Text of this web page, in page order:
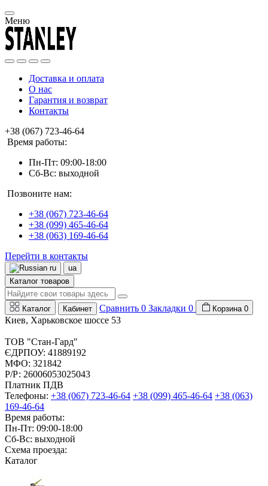
Меню
Доставка и оплата
О нас
Гарантия и возврат
Контакты
+38 (067) 723-46-64
Время работы:
Пн-Пт: 09:00-18:00
Сб-Вс: выходной
Позвоните нам:
+38 (067) 723-46-64
+38 (099) 465-46-64
+38 (063) 169-46-64
Перейти в контакты
ru
ua
Каталог товаров
Каталог Кабинет Сравнить 0 Закладки 0 Корзина 0
Киев, Харьковское шоссе 53
ТОВ "Стан-Гард"
ЄДРПОУ: 41889192
МФО: 321842
Р/Р: 26006053025043
Платник ПДВ
Телефоны: +38 (067) 723-46-64 +38 (099) 465-46-64 +38 (063)
169-46-64
Время работы:
Пн-Пт: 09:00-18:00
Сб-Вс: выходной
Схема проезда:
Каталог